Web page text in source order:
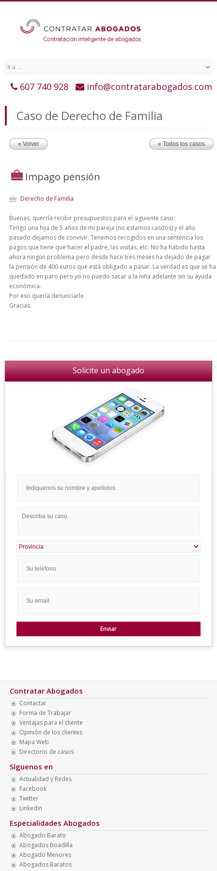
607 740 928 info@contratarabogados.com
Caso de Derecho de Familia
« Volver « Todos los casos
Impago pensión
Derecho de Familia
Buenas, querría recibir presupuestos para el siguiente caso:
Tengo una hija de 5 años de mi pareja (no estamos casdos) y el año
pasado dejamos de convivir. Tenemos recogidos en una sentencia los
pagos que tiene que hacer el padre, las visitas, etc. No ha habido hasta
ahora ningún problema pero desde hace tres meses ha dejado de pagar
la pensión de 400 euros que está obligado a pasar. La verdad es que se ha
quedado en paro pero yo no puedo sacar a la niña adelante sin su ayuda
económica.
Por eso quería denunciarle.
Gracias.
Solicite un abogado
Contratar Abogados
Contactar
Forma de Trabajar
Ventajas para el cliente
Opinión de los clientes
Mapa Web
Directorio de casos
Síguenos en
Actualidad y Redes
Facebook
Twitter
Linkedin
Especialidades Abogados
Abogado Barato
Abogados Boadilla
Abogado Menores
Abogados Baratos